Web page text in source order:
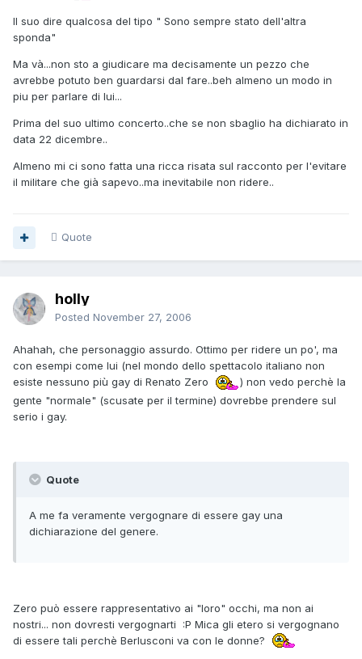
Il suo dire qualcosa del tipo " Sono sempre stato dell'altra
sponda"
Ma và...non sto a giudicare ma decisamente un pezzo che
avrebbe potuto ben guardarsi dal fare..beh almeno un modo in
piu per parlare di lui...
Prima del suo ultimo concerto..che se non sbaglio ha dichiarato in
data 22 dicembre..
Almeno mi ci sono fatta una ricca risata sul racconto per l'evitare
il militare che già sapevo..ma inevitabile non ridere..
Quote
holly
Posted November 27, 2006
Ahahah, che personaggio assurdo. Ottimo per ridere un po', ma
con esempi come lui (nel mondo dello spettacolo italiano non
esiste nessuno più gay di Renato Zero
) non vedo perchè la
gente "normale" (scusate per il termine) dovrebbe prendere sul
serio i gay.
Quote
A me fa veramente vergognare di essere gay una
dichiarazione del genere.
Zero può essere rappresentativo ai "loro" occhi, ma non ai
nostri... non dovresti vergognarti :P Mica gli etero si vergognano
di essere tali perchè Berlusconi va con le donne?